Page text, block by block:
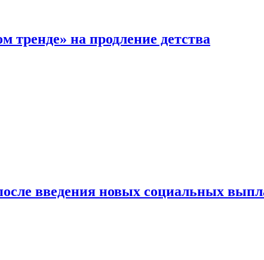
тренде» на продление детства
введения новых социальных